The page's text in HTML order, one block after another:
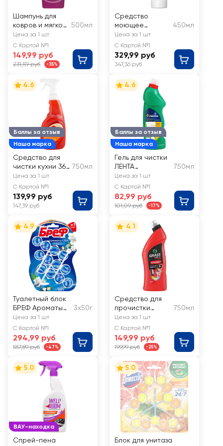
Шампунь для
ковров и мягкой
мебели LAVEL
500мл
Цена за 1 шт
С Картой №1
149,99 руб
231,59 руб -35%
Средство
моющее
ДОМЕСТОС
Ультра белый,
пена 450мл
450мл
Цена за 1 шт
С Картой №1
329,99 руб
347,36 руб
Баллы за отзыв
Наша марка
4.6
Средство для
чистки кухни 365
ДНЕЙ Антижир
750мл
Цена за 1 шт
С Картой №1
139,99 руб
147,39 руб
Баллы за отзыв
Наша марка
4.6
Гель для чистки
ЛЕНТА
универсальный
750мл
Цена за 1 шт
С Картой №1
82,99 руб
101,09 руб -17%
4.9
Туалетный блок
БРЕФ Ароматы
СПА Гармония
150г
3х50г
Цена за 1 шт
С Картой №1
294,99 руб
557,89 руб -47%
4.1
Средство для
прочистки
канализационны
х труб GRASS
Digger-gel
щелочное
750мл
Цена за 1 шт
С Картой №1
149,99 руб
199,99 руб -25%
ВАУ-находка
5.0
Спрей-пена
5.0
Блок для унитаза